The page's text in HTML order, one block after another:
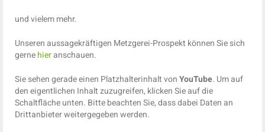
und vielem mehr.
Unseren aussagekräftigen Metzgerei-Prospekt können Sie sich
gernehieranschauen.
Sie sehen gerade einen Platzhalterinhalt vonYouTube. Um auf
den eigentlichen Inhalt zuzugreifen, klicken Sie auf die
Schaltfläche unten. Bitte beachten Sie, dass dabei Daten an
Drittanbieter weitergegeben werden.